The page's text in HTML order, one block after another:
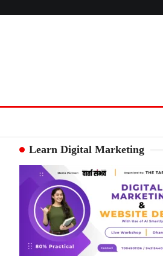
Learn Digital Marketing